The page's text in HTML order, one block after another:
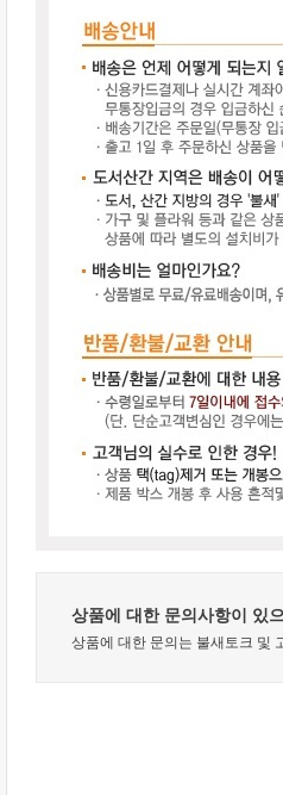
상품에 대한 문의사항이 있
상품에 대한 문의는 불새토크 및